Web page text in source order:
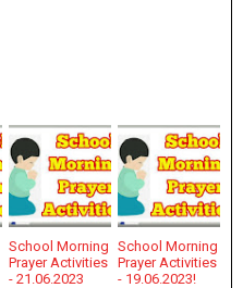
School Morning
Prayer Activities
- 21.06.2023
School Morning
Prayer Activities
- 19.06.2023!